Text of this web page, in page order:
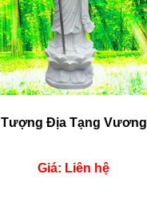
Tượng Địa Tạng Vương
Giá: Liên hệ